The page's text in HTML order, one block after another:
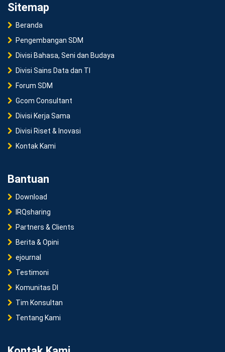
Sitemap
Beranda
Pengembangan SDM
Divisi Bahasa, Seni dan Budaya
Divisi Sains Data dan TI
Forum SDM
Gcom Consultant
Divisi Kerja Sama
Divisi Riset & Inovasi
Kontak Kami
Bantuan
Download
IRQsharing
Partners & Clients
Berita & Opini
ejournal
Testimoni
Komunitas DI
Tim Konsultan
Tentang Kami